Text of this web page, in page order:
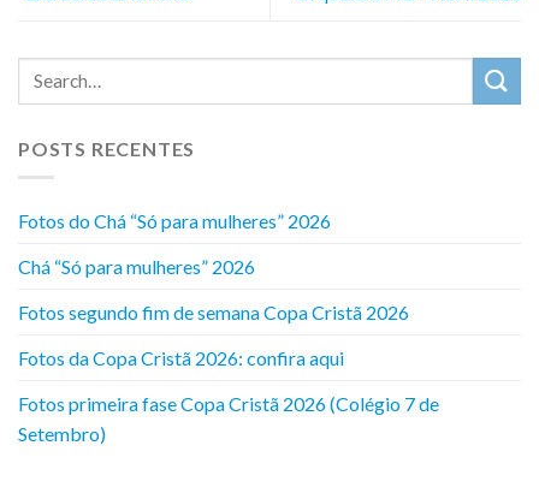
POSTS RECENTES
Fotos do Chá “Só para mulheres” 2026
Chá “Só para mulheres” 2026
Fotos segundo fim de semana Copa Cristã 2026
Fotos da Copa Cristã 2026: confira aqui
Fotos primeira fase Copa Cristã 2026 (Colégio 7 de
Setembro)